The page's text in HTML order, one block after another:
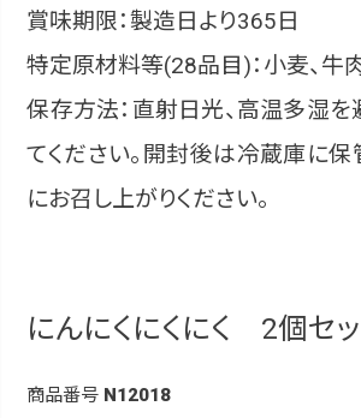
賞味期限：製造日より365日
特定原材料等(28品目)：小麦、牛
保存方法：直射日光、高温多湿
てください。開封後は冷蔵庫に保
にお召し上がりください。
にんにくにくにく 2個セッ
商品番号 N12018